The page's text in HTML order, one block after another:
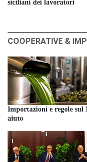
siciliani dei lavoratori
COOPERATIVE &
Importazioni e regole
aiuto